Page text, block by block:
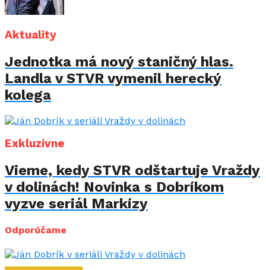
Aktuality
Jednotka má nový staničný hlas.
Landla v STVR vymenil herecký
kolega
Exkluzívne
Vieme, kedy STVR odštartuje Vraždy
v dolinách! Novinka s Dobríkom
vyzve seriál Markízy
Odporúčame